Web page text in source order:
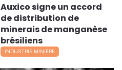
Auxico signe un accord
de distribution de
minerais de manganèse
brésiliens
INDUSTRIE MINIÈRE